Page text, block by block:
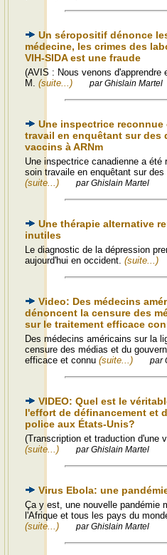
Un séropositif dénonce
médecine, les crimes des
VIH-SIDA est une fraude
(AVIS : Nous venons d'apprendre
M. (suite...) par Ghislain Martel
Une inspectrice
travail en enquêtant sur des
vaccins à ARNm
Une inspectrice canadienne a été
soin travaile en enquêtant sur
(suite...)
par Ghislain Martel
Une thérapie alternative
inutiles
Le diagnostic de la dépression
aujourd'hui en occident. (suite...)
Video: Des médecins
dénoncent la censure des
sur le traitement efficace
Des médecins américains sur la
censure des médias et du
efficace et connu (suite...) par
VIDEO: Quel est le
l'effort de définancement et
police aux États-Unis?
(Transcription et traduction d'une
(suite...)
par Ghislain Martel
Virus Ebola: une
Ça y est, une nouvelle pandémie
l'Afrique et tous les pays du
(suite...)
par Ghislain Martel